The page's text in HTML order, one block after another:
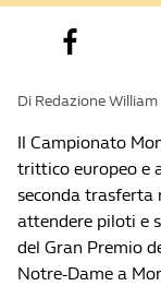
Di Redazione
Il Campionato
trittico europeo e
seconda trasferta
attendere piloti e
del Gran Premio
Notre-Dame a